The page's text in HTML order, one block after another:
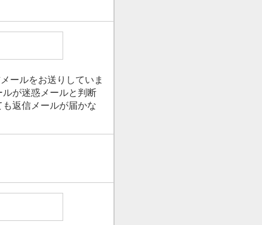
ールをお送りしていま
が迷惑メールと判断
返信メールが届かな